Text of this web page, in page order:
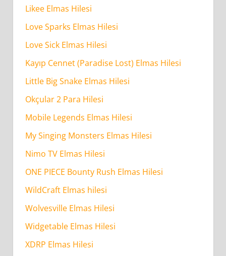
Likee Elmas Hilesi
Love Sparks Elmas Hilesi
Love Sick Elmas Hilesi
Kayıp Cennet (Paradise Lost) Elmas Hilesi
Little Big Snake Elmas Hilesi
Okçular 2 Para Hilesi
Mobile Legends Elmas Hilesi
My Singing Monsters Elmas Hilesi
Nimo TV Elmas Hilesi
ONE PIECE Bounty Rush Elmas Hilesi
WildCraft Elmas hilesi
Wolvesville Elmas Hilesi
Widgetable Elmas Hilesi
XDRP Elmas Hilesi